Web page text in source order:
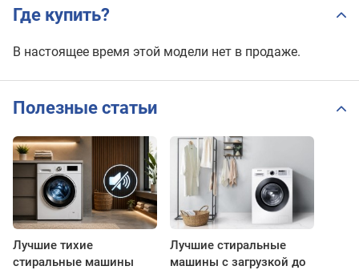
Где купить?
В настоящее время этой модели нет в продаже.
Полезные статьи
Лучшие тихие
стиральные машины
Лучшие стиральные
машины с загрузкой до